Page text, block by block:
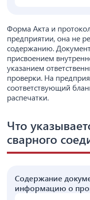
Форма Акта и
предприятии, она не
содержанию.
присвоением
указанием
проверки. На
соответствующий
распечатки.
Что
сварного
Содержание
информацию о